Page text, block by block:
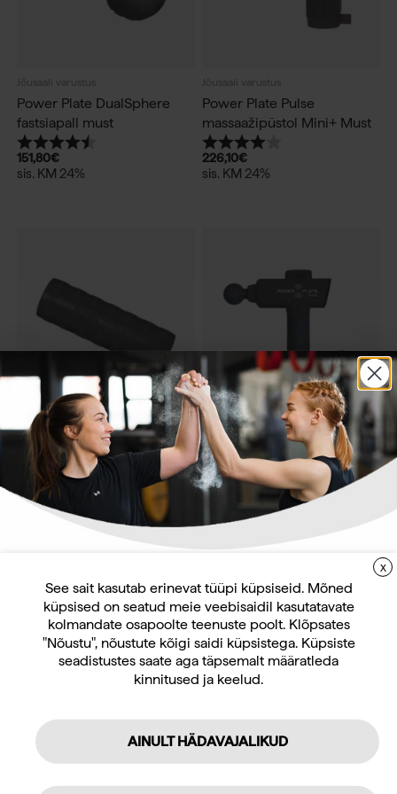
Jõusaali varustus
Power Plate DualSphere
fastsiapall must
Hinnang:
151,80€
sis. KM 24%
Jõusaali varustus
Power Plate Pulse
massaažipüstol Mini+ Must
Hinnang:
226,10€
sis. KM 24%
Jõusaali varustus
Power Plate Roller must
Hinnang:
4.8 kokku 5 tärnist
151,80€
sis. KM 24%
Jõusaali varustus
Power Plate Pulse
massaažipüstol must
Hinnang:
4.0 kokku 5 tärnist
€
sis. KM 24%
X
See sait kasutab erinevat tüüpi küpsiseid. Mõned
küpsised on seatud meie veebisaidil kasutatavate
kolmandate osapoolte teenuste poolt. Klõpsates
"Nõustu", nõustute kõigi saidi küpsistega. Küpsiste
seadistustes saate aga täpsemalt määratleda
kinnitused ja keelud.
AINULT HÄDAVAJALIKUD
LIITUGE UUDISKIRJAGA
Uudiskirja tellijana saate jooksvat teavet ja
pakkumisi teid huvitavate küsimuste kohta
ning 10% allahindlust oma esimeselt veebipoe
tellimuselt.